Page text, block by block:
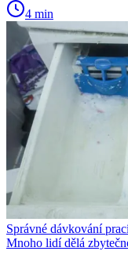
4 min
Správné dávkování
Mnoho lidí dělá